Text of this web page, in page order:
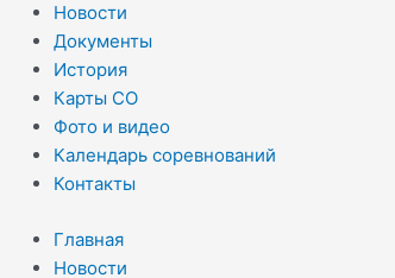
Новости
Документы
История
Карты СО
Фото и видео
Календарь соревнований
Контакты
Главная
Новости